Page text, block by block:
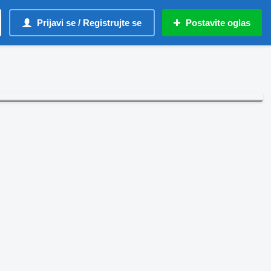
Prijavi se / Registrujte se Postavite oglas